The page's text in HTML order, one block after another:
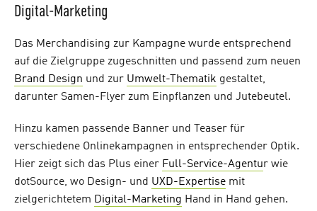
Digital-Marketing
Das Merchandising zur Kampagne wurde entsprechend
auf die Zielgruppe zugeschnitten und passend zum neuen
Brand Design und zur Umwelt-Thematik gestaltet,
darunter Samen-Flyer zum Einpflanzen und Jutebeutel.
Hinzu kamen passende Banner und Teaser für
verschiedene Onlinekampagnen in entsprechender Optik.
Hier zeigt sich das Plus einer Full-Service-Agentur wie
dotSource, wo Design- und UXD-Expertise mit
zielgerichtetem Digital-Marketing Hand in Hand gehen.